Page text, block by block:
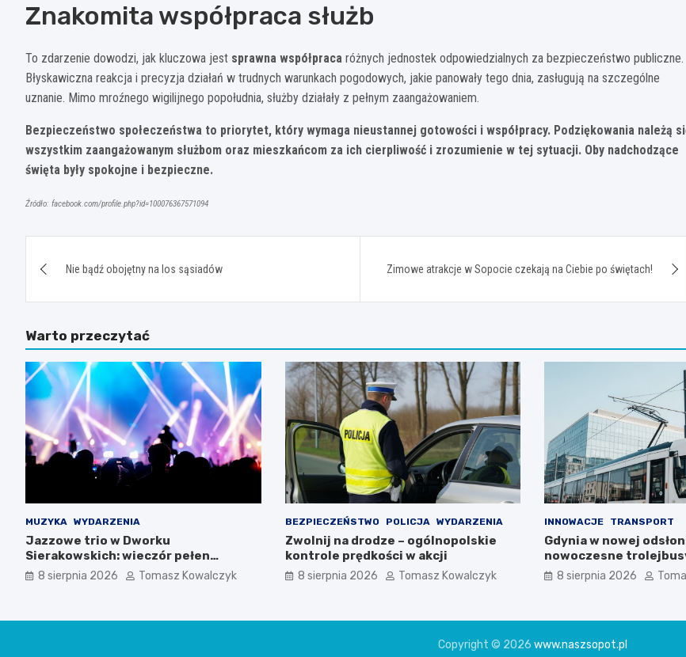
Znakomita współpraca służb
To zdarzenie dowodzi, jak kluczowa jest sprawna współpraca różnych jednostek odpowiedzialnych za bezpieczeństwo publiczne.
Błyskawiczna reakcja i precyzja działań w trudnych warunkach pogodowych, jakie panowały tego dnia, zasługują na szczególne
uznanie. Mimo mroźnego wigilijnego popołudnia, służby działały z pełnym zaangażowaniem.
Bezpieczeństwo społeczeństwa to priorytet, który wymaga nieustannej gotowości i współpracy. Podziękowania należą
wszystkim zaangażowanym służbom oraz mieszkańcom za ich cierpliwość i zrozumienie w tej sytuacji. Oby nadchodzące
święta były spokojne i bezpieczne.
Źródło: facebook.com/profile.php?id=100076367571094
wpisuNie bądź obojętny na los sąsiadów Zimowe atrakcje w Sopocie czekają na Ciebie po świętach!
Warto przeczytać
MUZYKA WYDARZENIA
Jazzowe trio w Dworku
Sierakowskich: wieczór pełen
muzycznych emocji
8 sierpnia 2026 Tomasz Kowalczyk
BEZPIECZEŃSTWO POLICJA WYDARZENIA
Zwolnij na drodze – ogólnopolskie
kontrole prędkości w akcji
8 sierpnia 2026 Tomasz Kowalczyk
INNOWACJE TRANSPORT
Gdynia w nowej
nowoczesne
Południowym
8 sierpnia 2026
Copyright © 2026 www.naszsopot.pl